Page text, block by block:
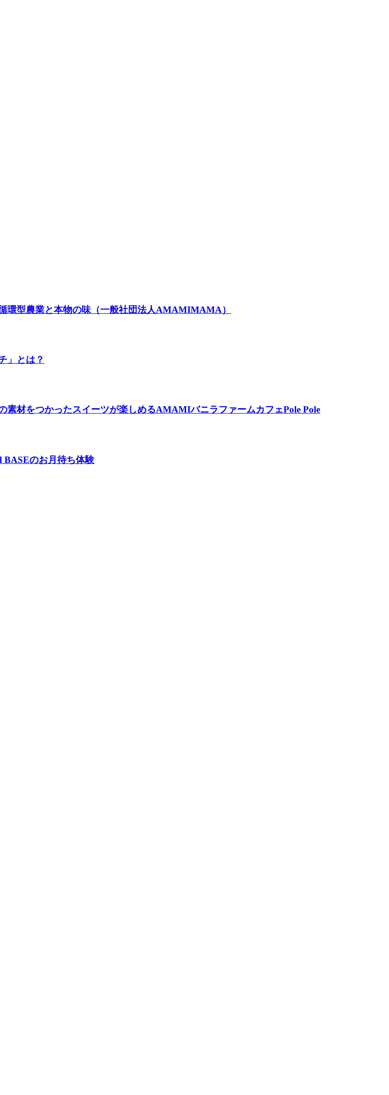
環型農業と本物の味（一般社団法人AMAMIMAMA）
」とは？
素材をつかったスイーツが楽しめるAMAMIバニラファームカフェPole Pole
BASEのお月待ち体験